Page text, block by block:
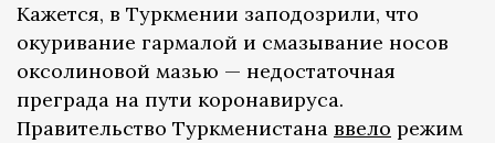
Кажется, в Туркмении заподозрили, что
окуривание гармалой и смазывание носов
оксолиновой мазью — недостаточная
преграда на пути коронавируса.
Правительство Туркменистана ввело режим